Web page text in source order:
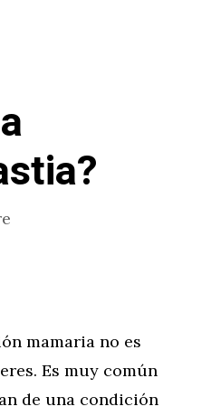
mamaria no es
Es muy común
de una condición